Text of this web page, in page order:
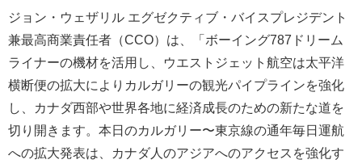
ジョン・ウェザリル エグゼクティブ・バイスプレジデント
兼最高商業責任者（CCO）は、「ボーイング787ドリーム
ライナーの機材を活用し、ウエストジェット航空は太平洋
横断便の拡大によりカルガリーの観光パイプラインを強化
し、カナダ西部や世界各地に経済成長のための新たな道を
切り開きます。本日のカルガリー〜東京線の通年毎日運航
への拡大発表は、カナダ人のアジアへのアクセスを強化す